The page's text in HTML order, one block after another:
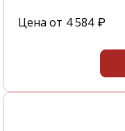
Цена от 4 584 ₽